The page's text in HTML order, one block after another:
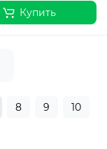
Купить
8 9 10